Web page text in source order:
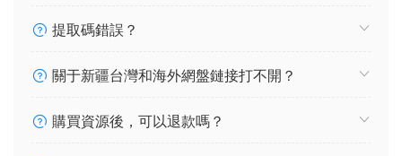
提取碼錯誤？
關于新疆台灣和海外網盤鏈接打不開？
購買資源後，可以退款嗎？